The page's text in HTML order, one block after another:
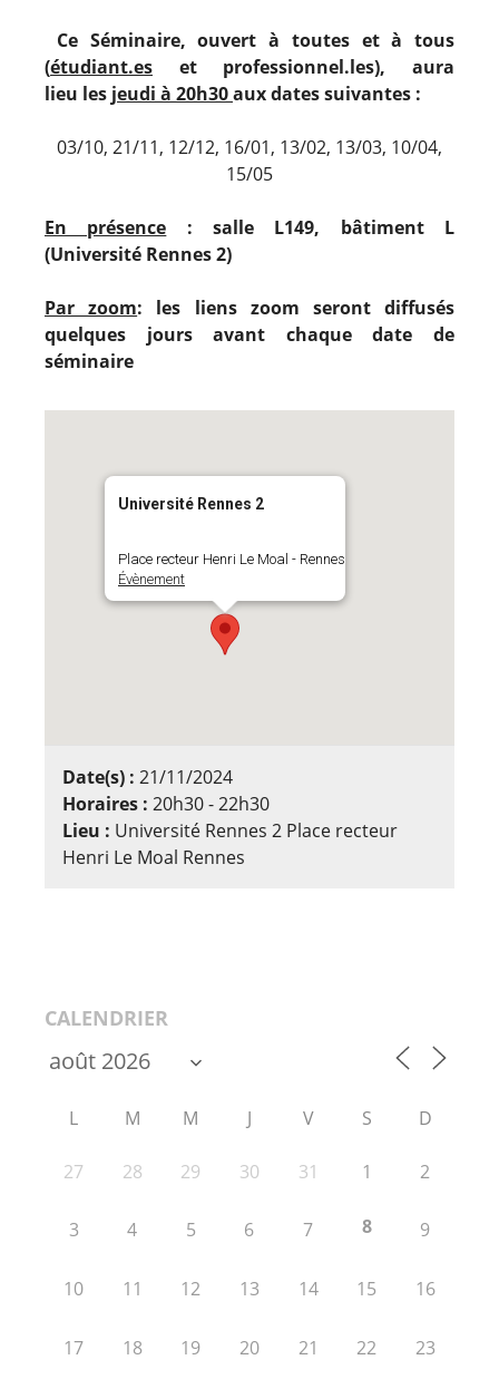
Ce Séminaire, ouvert à toutes et à tous
(étudiant.es et professionnel.les), aura
lieu les jeudi à 20h30aux dates suivantes :
03/10, 21/11, 12/12, 16/01, 13/02, 13/03, 10/04,
15/05
En présence : salle L149, bâtiment L
(Université Rennes 2)
Par zoom: les liens zoom seront diffusés
quelques jours avant chaque date de
séminaire
Université Rennes 2
Place recteur Henri Le Moal - Rennes
Évènement
Date(s) : 21/11/2024
Horaires : 20h30 - 22h30
Lieu : Université Rennes 2 Place recteur
Henri Le Moal Rennes
CALENDRIER
L M M J V S D
27 28 29 30 31 1 2
3 4 5 6 7 8 9
10 11 12 13 14 15 16
17 18 19 20 21 22 23